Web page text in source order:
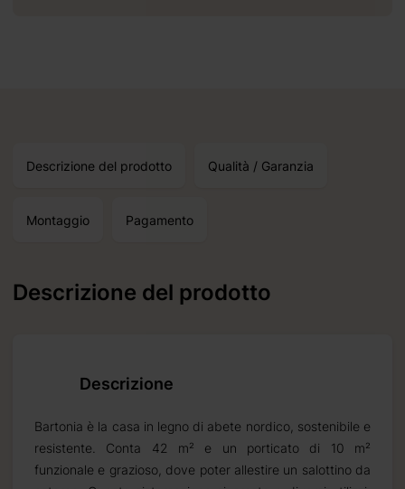
Descrizione del prodotto Qualità / Garanzia
Montaggio Pagamento
Descrizione del prodotto
Descrizione
Bartonia è la casa in legno di abete nordico, sostenibile e
resistente. Conta 42 m² e un porticato di 10 m²
funzionale e grazioso, dove poter allestire un salottino da